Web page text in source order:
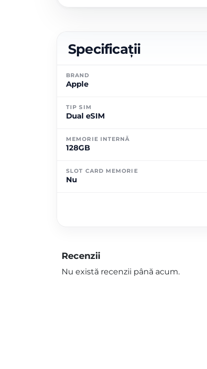
Specificații
BRAND
Apple
TIP SIM
Dual eSIM
MEMORIE INTERNĂ
128GB
SLOT CARD MEMORIE
Nu
Recenzii
Nu există recenzii până acum.